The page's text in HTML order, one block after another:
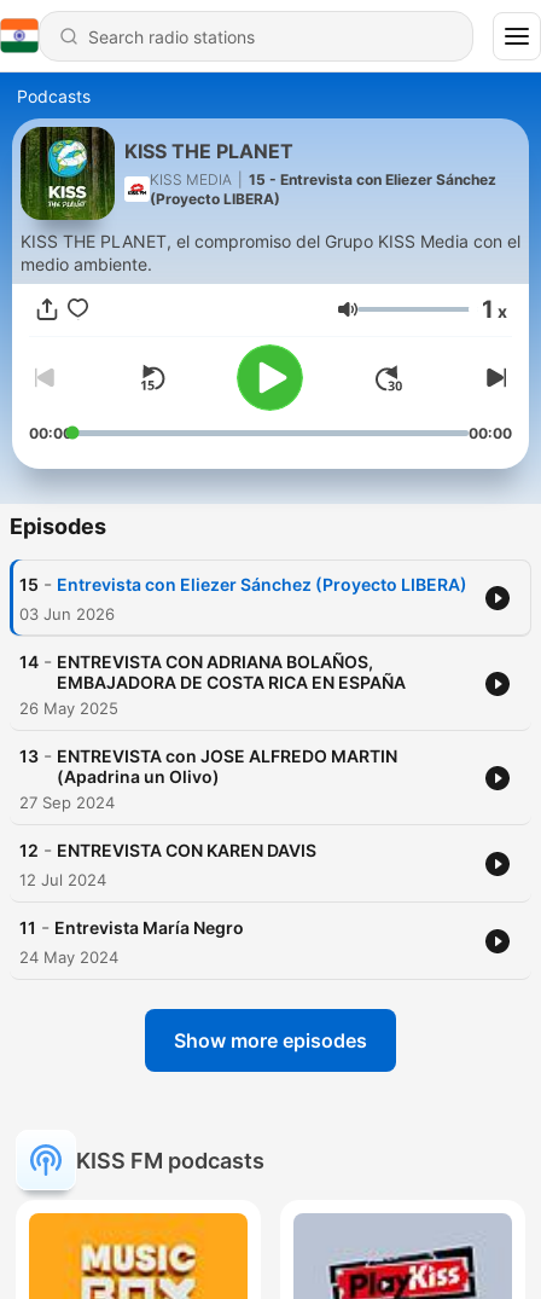
Podcasts
KISS THE PLANET
KISS MEDIA
15 - Entrevista con Eliezer Sánchez
(Proyecto LIBERA)
KISS THE PLANET, el compromiso del Grupo KISS Media con el
medio ambiente.
Volume 1 x
00:00 00:00
Episodes
15 - Entrevista con Eliezer Sánchez (Proyecto LIBERA)
03 Jun 2026
14 - ENTREVISTA CON ADRIANA BOLAÑOS,
EMBAJADORA DE COSTA RICA EN ESPAÑA
26 May 2025
13 - ENTREVISTA con JOSE ALFREDO MARTIN
(Apadrina un Olivo)
27 Sep 2024
12 - ENTREVISTA CON KAREN DAVIS
12 Jul 2024
11 - Entrevista María Negro
24 May 2024
Show more episodes
KISS FM podcasts